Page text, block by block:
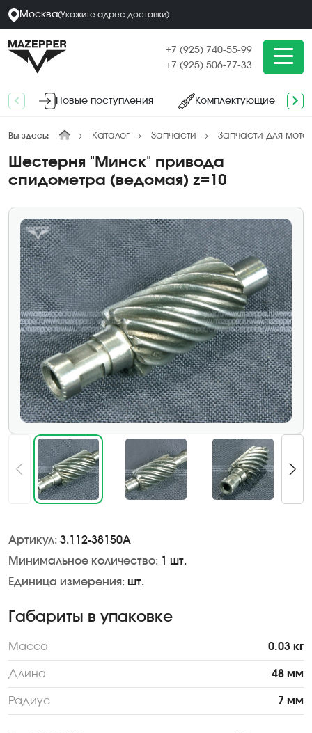
Москва(Укажите адрес доставки)
+7 (925) 740-55-99
+7 (925) 506-77-33
Новые поступления Комплектующие
Вы здесь: Каталог Запчасти Запчасти для
Шестерня "Минск" привода
спидометра (ведомая) z=10
Артикул: 3.112-38150А
Минимальное количество: 1 шт.
Единица измерения: шт.
Габариты в упаковке
Масса 0.03 кг
Длина 48 мм
Радиус 7 мм